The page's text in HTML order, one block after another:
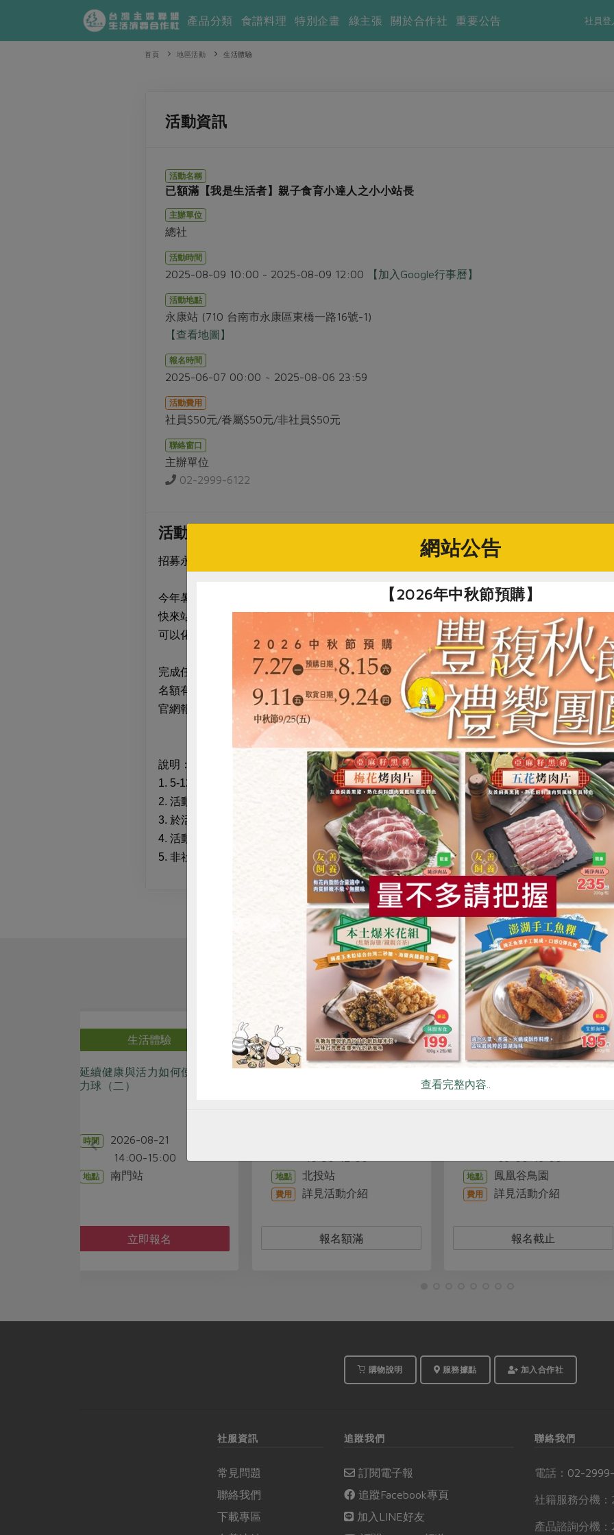
社員登
產品分類 食譜料理 特別企畫 綠主張 關於合作社 重要公告
首頁 地區活動 生活體驗
活動資訊
活動名稱
已額滿【我是生活者】親子食育小達人之小小站長
主辦單位
總社
活動時間
2025-08-09 10:00 - 2025-08-09 12:00 【加入Google行事曆】
活動地點
永康站 (710 台南市永康區東橋一路16號-1)
【查看地圖】
報名時間
2025-06-07 00:00 ~ 2025-08-06 23:59
活動費用
社員$50元/眷屬$50元/非社員$50元
聯絡窗口
主辦單位
02-2999-6122
活動介紹
招募永康站小小站長！歡迎5到12歲的小朋友！
今年暑假
快來站所跟我一起玩嘛~
可以化身站長，穿上圍裙結帳，嗶嗶嗶
完成任務就能獲得專屬禮。
名額有限，
官網報名後，請到永康站繳費喔~
說明：
1. 5-12
歲小朋友可報名，需一位家長陪同
2. 活動前一周到永康站完成繳費，小小站長每位小朋友 50元
3. 於活動日前一天的1~5天內申請退款者，需扣除活動相關支出，僅歸還七成費用。
4. 活動當天除天災意外或不可抗力之因素，方可退款。
5. 非社員親子保留一組名額。
相關活動
生活體驗
0815[我是生活者]小小站長
體驗日_北投站場次
時間 2026-08-15
10:30-12:00
地點 北投站
報名額滿
生活體驗
鳳凰谷鳥園森境時光・森林
地點 鳳凰谷鳥園
費用 詳見活動介紹
報名截止
生活體驗
子手作
地點 合作社站所 - 新店
費用 詳見活動介紹
立即報名
購物說明 服務據點 加入合作社
社服資訊
常見問題
聯絡我們
下載專區
追蹤我們
訂閱電子報
追蹤Facebook專頁
加入LINE好友
聯絡我們
電話： 02-
社籍服務分機：
產品諮詢分機：
惜食 RPET 食譜 減硝酸鹽 雞蛋 食安 共同
網站公告
【2026年中秋節預購】
查看完整內容..